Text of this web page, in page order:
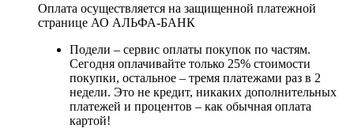
Оплата осуществляется на защищенной платежной
странице АО АЛЬФА-БАНК
Подели – сервис оплаты покупок по частям.
Сегодня оплачивайте только 25% стоимости
покупки, остальное – тремя платежами раз в 2
недели. Это не кредит, никаких дополнительных
платежей и процентов – как обычная оплата
картой!